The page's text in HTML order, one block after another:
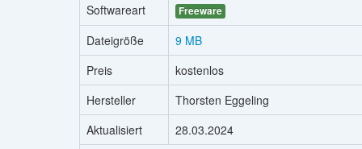
Softwareart
Freeware
Dateigröße
9 MB
Preis
kostenlos
Hersteller
Thorsten Eggeling
Aktualisiert
28.03.2024